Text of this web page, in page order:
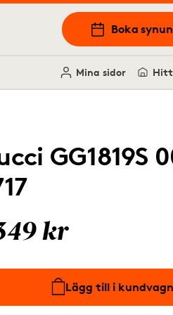
Boka
Mina sidor
GG1819S
kr
Lägg till i kundvagn